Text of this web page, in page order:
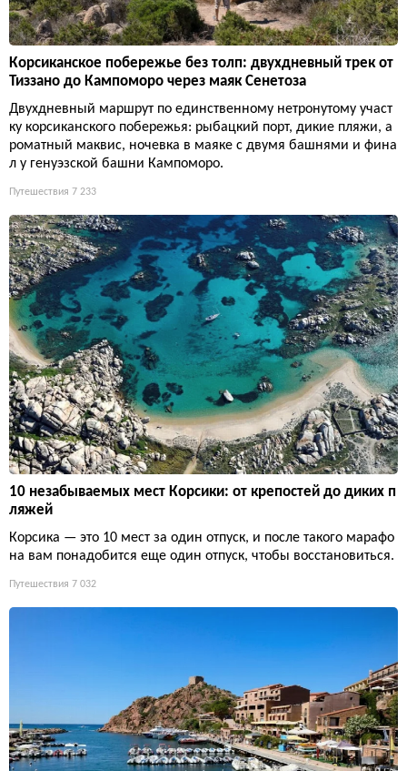
Корсиканское побережье без толп: двухдневный трек от
Тиззано до Кампоморо через маяк Сенетоза
Двухдневный маршрут по единственному нетронутому участ
ку корсиканского побережья: рыбацкий порт, дикие пляжи, а
роматный маквис, ночевка в маяке с двумя башнями и фина
л у генуэзской башни Кампоморо.
Путешествия 7 233
10 незабываемых мест Корсики: от крепостей до диких п
ляжей
Корсика — это 10 мест за один отпуск, и после такого марафо
на вам понадобится еще один отпуск, чтобы восстановиться.
Путешествия 7 032